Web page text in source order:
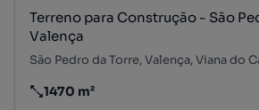
Terreno para Construção - São
Valença
São Pedro da Torre, Valença, Viana do
Preço por metro quadrado
1470 m²